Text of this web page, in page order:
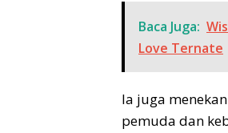
Baca Juga:
Love Ternate
Ia juga
pemuda dan